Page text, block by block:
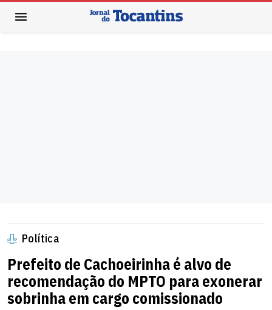
Política
Prefeito de Cachoeirinha é alvo de
recomendação do MPTO para exonerar
sobrinha em cargo comissionado